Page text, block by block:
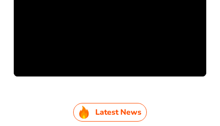
Latest News